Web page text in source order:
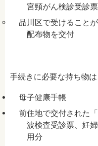
宮頸がん検診受診
品川区で受けること
配布物を交付
手続きに必要な持ち物は
母子健康手帳
前住地で交付された
波検査受診票、妊
用分